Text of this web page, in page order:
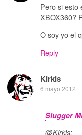
Pero si
XBOX360?
O soy yo el
Reply
Kirkis
6 mayo 2012
Slugger
@Kirkis: